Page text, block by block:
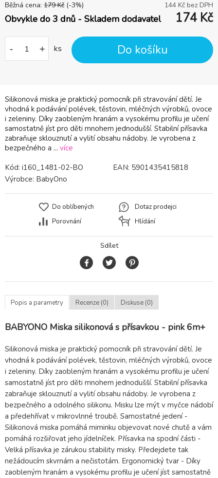
Silikonová miska je praktický pomocník při stravování dětí. Je
vhodná k podávání polévek, těstovin, mléčných výrobků, ovoce
i zeleniny. Díky zaobleným hranám a vysokému profilu je učení
samostatně jíst pro děti mnohem jednodušší. Stabilní přísavka
zabraňuje sklouznutí a vylití obsahu nádoby. Je vyrobena z
bezpečného a ... více
Běžná cena: 179 Kč (-3%) 144 Kč bez DPH
Obvykle do 3 dnů - Skladem dodavatel 174 Kč
- + ks Do košíku
Kód: i160_1481-02-BO EAN: 5901435415818
Výrobce: BabyOno
Do oblíbených
Porovnání
Dotaz prodejci
Hlídání
Sdílet
Popis a parametry Recenze (0) Diskuse (0)
BABYONO Miska silikonová s přísavkou - pink 6m+
Silikonová miska je praktický pomocník při stravování dětí. Je
vhodná k podávání polévek, těstovin, mléčných výrobků, ovoce
i zeleniny. Díky zaobleným hranám a vysokému profilu je učení
samostatně jíst pro děti mnohem jednodušší. Stabilní přísavka
zabraňuje sklouznutí a vylití obsahu nádoby. Je vyrobena z
bezpečného a odolného silikonu. Misku lze mýt v myčce nádobí
a předehřívat v mikrovlnné troubě. Samostatné jedení -
Silikonová miska pomáhá miminku objevovat nové chutě a vám
pomáhá rozšiřovat jeho jídelníček. Přísavka na spodní části -
Velká přísavka je zárukou stability misky. Předejdete tak
nežádoucím skvrnám a nečistotám. Ergonomický tvar - Díky
zaobleným hranám a vysokému profilu je učení jíst samostatně